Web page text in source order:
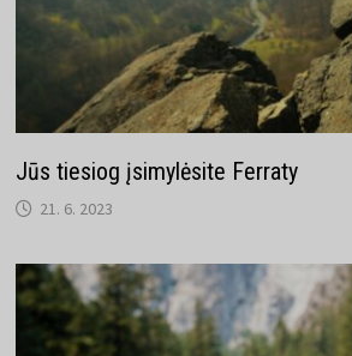
Jūs tiesiog įsimylėsite Ferraty
21. 6. 2023